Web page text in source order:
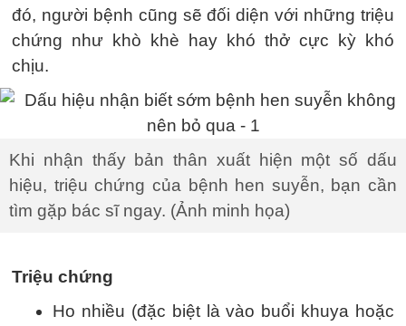
đó, người bệnh cũng sẽ đối diện với những triệu
chứng như khò khè hay khó thở cực kỳ khó
chịu.
Khi nhận thấy bản thân xuất hiện một số dấu
hiệu, triệu chứng của bệnh hen suyễn, bạn cần
tìm gặp bác sĩ ngay. (Ảnh minh họa)
Triệu chứng
Ho nhiều (đặc biệt là vào buổi khuya hoặc